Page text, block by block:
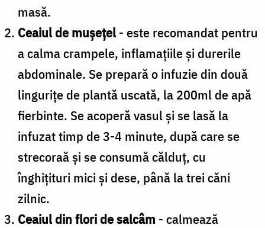
masă.
Ceaiul de mușețel - este recomandat pentru
a calma crampele, inflamațiile și durerile
abdominale. Se prepară o infuzie din două
lingurițe de plantă uscată, la 200ml de apă
fierbinte. Se acoperă vasul și se lasă la
infuzat timp de 3-4 minute, după care se
strecoraă și se consumă călduț, cu
înghițituri mici și dese, până la trei căni
zilnic.
Ceaiul din flori de salcâm - calmează